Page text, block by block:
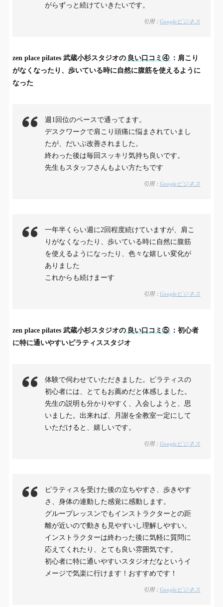
がらずっと続けていきたいです。
引用： Googleビジネス
zen place pilates 武蔵小杉スタジオの 良い口コミ④ ：肩こり
がなくなったり、歩いている時に自然に腹筋を使えるように
なった
週1回位のペースで通ってます。
デスクワークで肩こり頭痛に悩まされていまし
たが、だいぶ改善されました。
終わった後は毎回スッキリ気持ち良いです。
先生もスタッフさんもよい方たちです
引用： Googleビジネス
一年半くらい週に2回程度続けていますが、肩こ
りがなくなったり、歩いている時に自然に腹筋
を使えるようになったり、色々な嬉しい変化が
ありました
これからも続けまーす
引用： Googleビジネス
zen place pilates 武蔵小杉スタジオの 良い口コミ⑤ ：初心者
に特に通いやすいピラティススタジオ
体験で伺わせていただきました。ピラティスの
初心者には、とてもお薦めだと体感しました。
先生の説明も分かりやすく、入会しようと、思
いました。出来れば、月謝を全教室一定にして
いただけると、嬉しいです。
引用： Googleビジネス
ピラティスを受けた後の立ちやすさ、歩きやす
さ、身体の連動した感覚に感動します。
グループレッスンでもインストラクターとの距
離が近いので動きも見やすいし理解しやすい。
インストラクターは終わった後に気軽に質問に
応えてくれたり、とても良い雰囲気です。
初心者に特に通いやすいスタジオだなというイ
メージで気楽に行けます！おすすめです！
引用： Googleビジネス